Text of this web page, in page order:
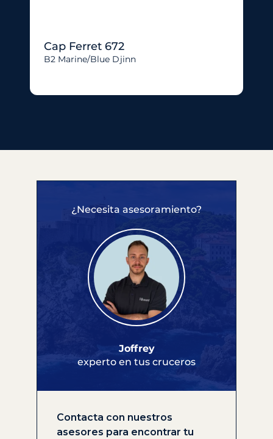
Cap Ferret 672
B2 Marine/blue Djinn
¿Necesita asesoramiento?
Joffrey
experto en tus cruceros
Contacta con nuestros
asesores para encontrar tu